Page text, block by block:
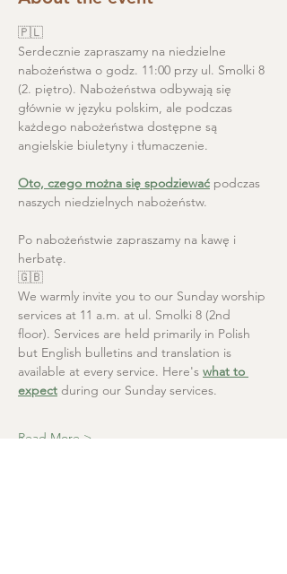
🇵🇱
Serdecznie zapraszamy na niedzielne
nabożeństwa o godz. 11:00 przy ul. Smolki 8
(2. piętro). Nabożeństwa odbywają się
głównie w języku polskim, ale podczas
każdego nabożeństwa dostępne są
angielskie biuletyny i tłumaczenie.
Oto, czego można się spodziewać podczas
naszych niedzielnych nabożeństw.
Po nabożeństwie zapraszamy na kawę i
herbatę.
🇬🇧
We warmly invite you to our Sunday worship
services at 11 a.m. at ul. Smolki 8 (2nd
floor). Services are held primarily in Polish
but English bulletins and translation is
available at every service. Here's what to
expect during our Sunday services.
Read More >